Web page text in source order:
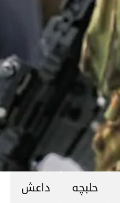
حلبچه داعش